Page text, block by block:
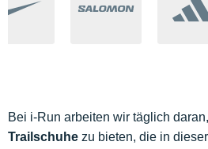
Bei i-Run arbeiten wir täglich
Trailschuhe zu bieten, die in